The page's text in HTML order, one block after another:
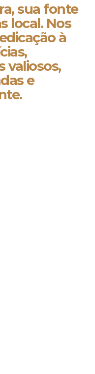
sua fonte
local. Nos
à
valiosos,
e